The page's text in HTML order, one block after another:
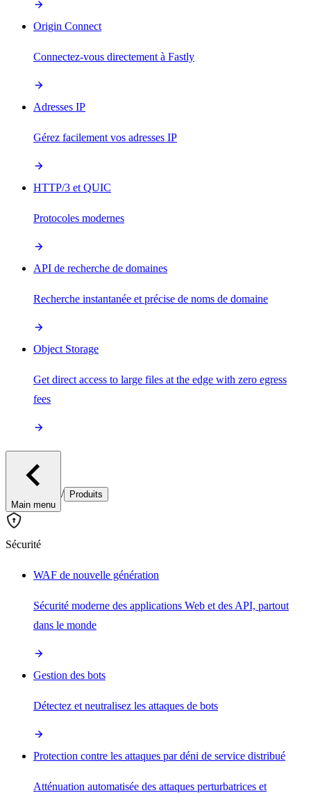
Origin Connect
Connectez-vous directement à Fastly
Adresses IP
Gérez facilement vos adresses IP
HTTP/3 et QUIC
Protocoles modernes
API de recherche de domaines
Recherche instantanée et précise de noms de domaine
Object Storage
Get direct access to large files at the edge with zero egress
fees
Main menu
/ Produits
Sécurité
WAF de nouvelle génération
Sécurité moderne des applications Web et des API, partout
dans le monde
Gestion des bots
Détectez et neutralisez les attaques de bots
Protection contre les attaques par déni de service distribué
Atténuation automatisée des attaques perturbatrices et